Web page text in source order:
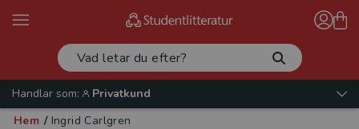
Handlar som:
Privatkund
Hem / Ingrid Carlgren